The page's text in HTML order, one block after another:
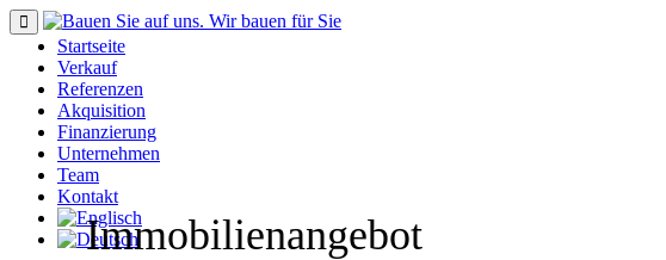
Startseite
Verkauf
Referenzen
Akquisition
Finanzierung
Unternehmen
Team
Kontakt
Immobilien­angebot